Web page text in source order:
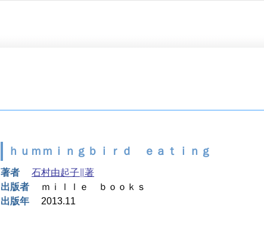
ｈｕｍｍｉｎｇｂｉｒｄ ｅａｔｉｎｇ
著者
石村由起子∥著
出版者
ｍｉｌｌｅ ｂｏｏｋｓ
出版年
2013.11